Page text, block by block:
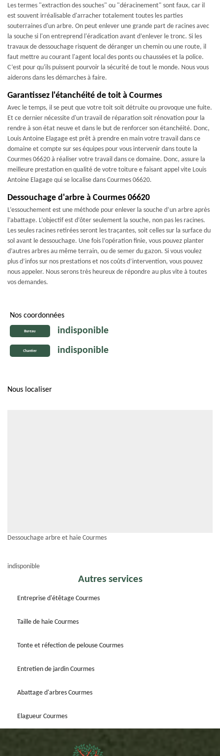
Les termes "extraction des souches" ou "déracinement" sont faux, car il
est souvent irréalisable d'arracher totalement toutes les parties
souterraines d'un arbre. On peut enlever une grande part de racines avec
la souche si l'on entreprend l'éradication avant d’enlever le tronc. Si les
travaux de dessouchage risquent de déranger un chemin ou une route, il
faut mettre au courant l'agent local des ponts ou chaussées et la police.
C’est pour qu'ils puissent pourvoir la sécurité de tout le monde. Nous vous
aiderons dans les démarches à faire.
Garantissez l'étanchéité de toit à Courmes
Avec le temps, il se peut que votre toit soit détruite ou provoque une fuite.
Et ce dernier nécessite d'un travail de réparation soit rénovation pour la
rendre à son état neuve et dans le but de renforcer son étanchéité. Donc,
Louis Antoine Elagage est prêt à prendre en main votre travail dans ce
domaine et compte sur ses équipes pour vous intervenir dans toute la
Courmes 06620 à réaliser votre travail dans ce domaine. Donc, assure la
meilleure prestation en qualité de votre toiture e faisant appel vite Louis
Antoine Elagage qui se localise dans Courmes 06620.
Dessouchage d'arbre à Courmes 06620
L’essouchement est une méthode pour enlever la souche d’un arbre après
l’abattage. L’objectif est d’ôter seulement la souche, non pas les racines.
Les seules racines retirées seront les traçantes, soit celles sur la surface du
sol avant le dessouchage. Une fois l’opération finie, vous pouvez planter
d’autres arbres au même terrain, ou de semer du gazon. Si vous voulez
plus d’infos sur nos prestations et nos coûts d’intervention, vous pouvez
nous appeler. Nous serons très heureux de répondre au plus vite à toutes
vos demandes.
Nos coordonnées
Bureau indisponible
Chantier indisponible
Nous localiser
Dessouchage arbre et haie Courmes
indisponible
Autres services
Entreprise d'étêtage Courmes
Taille de haie Courmes
Tonte et réfection de pelouse Courmes
Entretien de jardin Courmes
Abattage d'arbres Courmes
Elagueur Courmes